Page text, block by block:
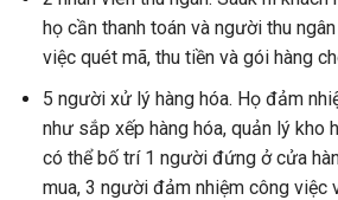
họ cần thanh toán và người thu
việc quét mã, thu tiền và gói hàng
5 người xử lý hàng hóa. Họ đảm
như sắp xếp hàng hóa, quản lý kho
có thể bố trí 1 người đứng ở cửa
mua, 3 người đảm nhiệm công việc